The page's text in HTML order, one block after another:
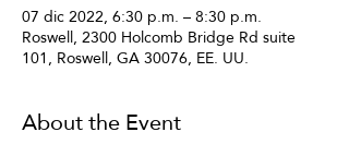
07 dic 2022, 6:30 p.m. – 8:30 p.m.
Roswell, 2300 Holcomb Bridge Rd suite
101, Roswell, GA 30076, EE. UU.
About the Event